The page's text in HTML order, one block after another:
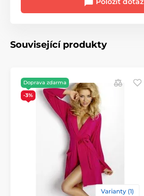
Související produkty
Doprava zdarma
-3%
Varianty (1)